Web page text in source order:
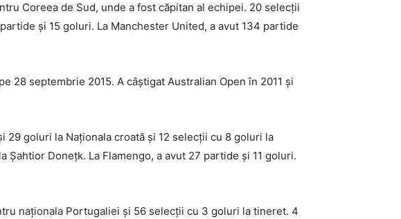
Coreea de Sud, unde a fost căpitan al echipei. 20 selecții
și 15 goluri. La Manchester United, a avut 134 partide
28 septembrie 2015. A câștigat Australian Open în 2011 și
goluri la Naționala croată și 12 selecții cu 8 goluri la
Donețk. La Flamengo, a avut 27 partide și 11 goluri.
naționala Portugaliei și 56 selecții cu 3 goluri la tineret. 4